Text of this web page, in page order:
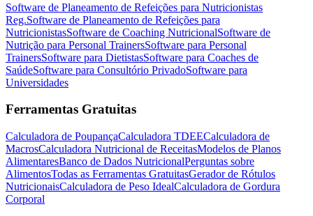
Software de Planeamento de Refeições para Nutricionistas
Reg.Software de Planeamento de Refeições para
NutricionistasSoftware de Coaching NutricionalSoftware de
Nutrição para Personal TrainersSoftware para Personal
TrainersSoftware para DietistasSoftware para Coaches de
SaúdeSoftware para Consultório PrivadoSoftware para
Universidades
Ferramentas Gratuitas
Calculadora de PoupançaCalculadora TDEECalculadora de
MacrosCalculadora Nutricional de ReceitasModelos de Planos
AlimentaresBanco de Dados NutricionalPerguntas sobre
AlimentosTodas as Ferramentas GratuitasGerador de Rótulos
NutricionaisCalculadora de Peso IdealCalculadora de Gordura
Corporal